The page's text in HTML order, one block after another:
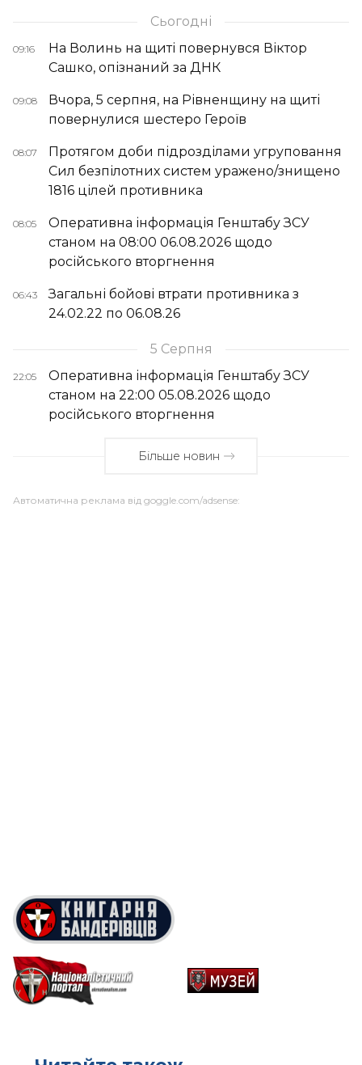
Сьогодні
09:16
На Волинь на щиті повернувся Віктор
Сашко, опізнаний за ДНК
09:08
Вчора, 5 серпня, на Рівненщину на щиті
повернулися шестеро Героїв
08:07
Протягом доби підрозділами угруповання
Сил безпілотних систем уражено/знищено
1816 цілей противника
08:05
Оперативна інформація Генштабу ЗСУ
станом на 08:00 06.08.2026 щодо
російського вторгнення
06:43
Загальні бойові втрати противника з
24.02.22 по 06.08.26
5 Серпня
22:05
Оперативна інформація Генштабу ЗСУ
станом на 22:00 05.08.2026 щодо
російського вторгнення
Більше новин
Автоматична реклама від goggle.com/adsense: